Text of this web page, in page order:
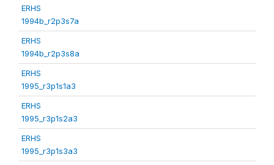
ERHS
1994b_r2p3s7a
ERHS
1994b_r2p3s8a
ERHS
1995_r3p1s1a3
ERHS
1995_r3p1s2a3
ERHS
1995_r3p1s3a3